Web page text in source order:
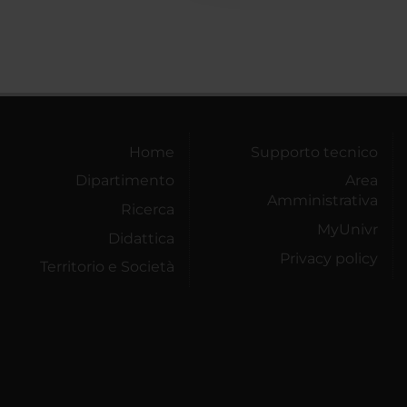
Home
Dipartimento
Ricerca
Didattica
Territorio e Società
Supporto tecnico
Area
Amministrativa
MyUnivr
Privacy policy